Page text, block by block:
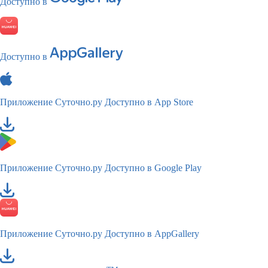
Доступно в
Приложение Суточно.ру Доступно в App Store
Приложение Суточно.ру Доступно в Google Play
Приложение Суточно.ру Доступно в AppGallery